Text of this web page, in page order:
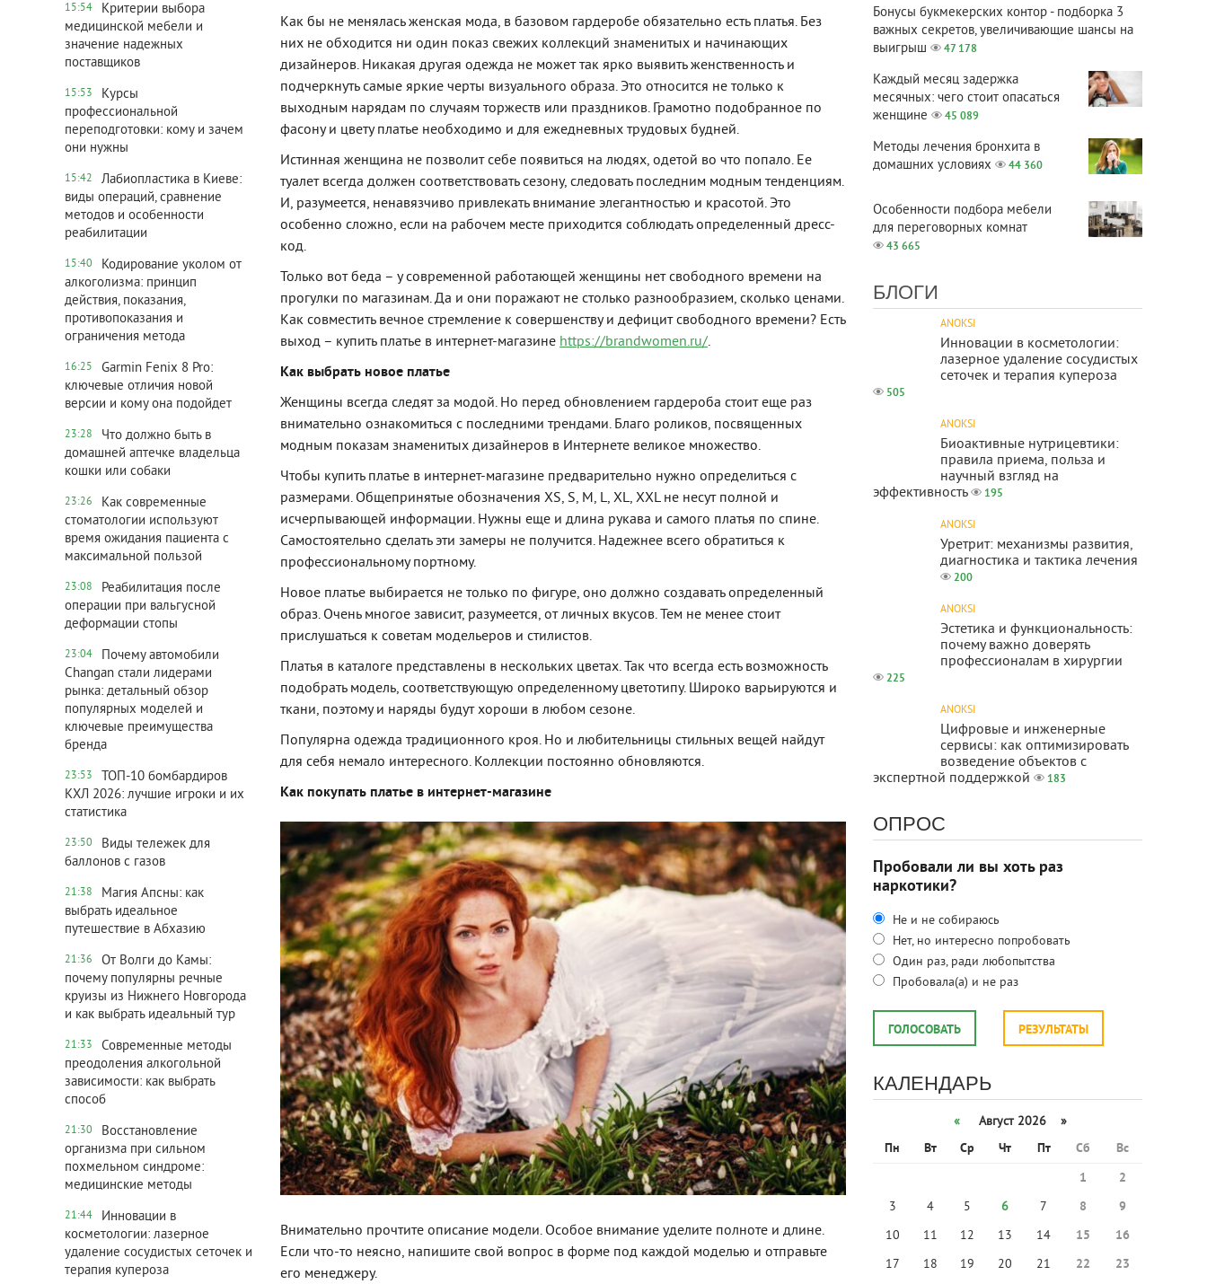
15:54
Критерии выбора
медицинской мебели и
значение надежных
поставщиков
15:53
Курсы
профессиональной
переподготовки: кому и зачем
они нужны
15:42
Лабиопластика в Киеве:
виды операций, сравнение
методов и особенности
реабилитации
15:40
Кодирование уколом от
алкоголизма: принцип
действия, показания,
противопоказания и
ограничения метода
16:25
Garmin Fenix 8 Pro:
ключевые отличия новой
версии и кому она подойдет
23:28
Что должно быть в
домашней аптечке владельца
кошки или собаки
23:26
Как современные
стоматологии используют
время ожидания пациента с
максимальной пользой
23:08
Реабилитация после
операции при вальгусной
деформации стопы
23:04
Почему автомобили
Changan стали лидерами
рынка: детальный обзор
популярных моделей и
ключевые преимущества
бренда
23:53
ТОП-10 бомбардиров
КХЛ 2026: лучшие игроки и их
статистика
23:50
Виды тележек для
баллонов с газов
21:38
Магия Апсны: как
выбрать идеальное
путешествие в Абхазию
21:36
От Волги до Камы:
почему популярны речные
круизы из Нижнего Новгорода
и как выбрать идеальный тур
21:33
Современные методы
преодоления алкогольной
зависимости: как выбрать
способ
21:30
Восстановление
организма при сильном
похмельном синдроме:
медицинские методы
21:44
Инновации в
косметологии: лазерное
удаление сосудистых сеточек и
терапия купероза
Как бы не менялась женская мода, в базовом гардеробе обязательно есть платья. Без
них не обходится ни один показ свежих коллекций знаменитых и начинающих
дизайнеров. Никакая другая одежда не может так ярко выявить женственность и
подчеркнуть самые яркие черты визуального образа. Это относится не только к
выходным нарядам по случаям торжеств или праздников. Грамотно подобранное по
фасону и цвету платье необходимо и для ежедневных трудовых будней.
Истинная женщина не позволит себе появиться на людях, одетой во что попало. Ее
туалет всегда должен соответствовать сезону, следовать последним модным тенденциям.
И, разумеется, ненавязчиво привлекать внимание элегантностью и красотой. Это
особенно сложно, если на рабочем месте приходится соблюдать определенный дресс-
код.
Только вот беда – у современной работающей женщины нет свободного времени на
прогулки по магазинам. Да и они поражают не столько разнообразием, сколько ценами.
Как совместить вечное стремление к совершенству и дефицит свободного времени? Есть
выход – купить платье в интернет-магазине https://brandwomen.ru/.
Как выбрать новое платье
Женщины всегда следят за модой. Но перед обновлением гардероба стоит еще раз
внимательно ознакомиться с последними трендами. Благо роликов, посвященных
модным показам знаменитых дизайнеров в Интернете великое множество.
Чтобы купить платье в интернет-магазине предварительно нужно определиться с
размерами. Общепринятые обозначения XS, S, M, L, XL, XXL не несут полной и
исчерпывающей информации. Нужны еще и длина рукава и самого платья по спине.
Самостоятельно сделать эти замеры не получится. Надежнее всего обратиться к
профессиональному портному.
Новое платье выбирается не только по фигуре, оно должно создавать определенный
образ. Очень многое зависит, разумеется, от личных вкусов. Тем не менее стоит
прислушаться к советам модельеров и стилистов.
Платья в каталоге представлены в нескольких цветах. Так что всегда есть возможность
подобрать модель, соответствующую определенному цветотипу. Широко варьируются и
ткани, поэтому и наряды будут хороши в любом сезоне.
Популярна одежда традиционного кроя. Но и любительницы стильных вещей найдут
для себя немало интересного. Коллекции постоянно обновляются.
Как покупать платье в интернет-магазине
Внимательно прочтите описание модели. Особое внимание уделите полноте и длине.
Если что-то неясно, напишите свой вопрос в форме под каждой моделью и отправьте
его менеджеру.
Бонусы букмекерских контор - подборка 3
важных секретов, увеличивающие шансы на
выигрыш
47 178
Каждый месяц задержка
месячных: чего стоит опасаться
женщине
45 089
Методы лечения бронхита в
домашних условиях
44 360
Особенности подбора мебели
для переговорных комнат
43 665
БЛОГИ
ANOKSI
Инновации в косметологии:
лазерное удаление сосудистых
сеточек и терапия купероза
505
ANOKSI
Биоактивные нутрицевтики:
правила приема, польза и
научный взгляд на
эффективность
195
ANOKSI
Уретрит: механизмы развития,
диагностика и тактика лечения
200
ANOKSI
Эстетика и функциональность:
почему важно доверять
профессионалам в хирургии
225
ANOKSI
Цифровые и инженерные
сервисы: как оптимизировать
возведение объектов с
экспертной поддержкой
183
ОПРОС
Пробовали ли вы хоть раз
наркотики?
Не и не собираюсь
Нет, но интересно попробовать
Один раз, ради любопытства
Пробовала(а) и не раз
ГОЛОСОВАТЬ РЕЗУЛЬТАТЫ
КАЛЕНДАРЬ
«
Август 2026 »
Пн
Вт Ср Чт Пт Сб
Вс
1
2
3
4 5 6 7 8
9
10
11 12 13 14 15
16
17
18 19 20 21 22
23